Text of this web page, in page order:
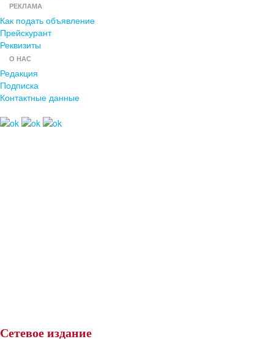
РЕКЛАМА
Как подать объявление
Прейскурант
Реквизиты
О НАС
Редакция
Подписка
Контактные данные
Сетевое издание